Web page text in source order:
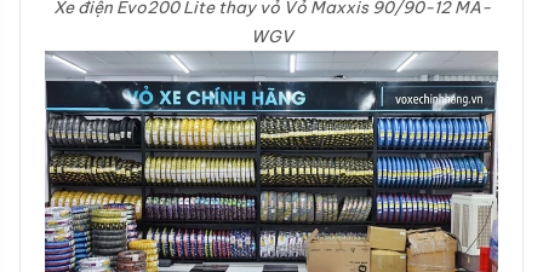
Xe điện Evo200 Lite thay vỏ Vỏ Maxxis 90/90-12 MA-
WGV